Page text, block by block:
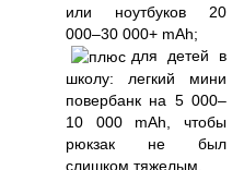
или ноутбуков 20
000–30 000+ mAh;
для детей в
школу: легкий мини
повербанк на 5 000–
10 000 mAh, чтобы
рюкзак не был
слишком тяжелым.